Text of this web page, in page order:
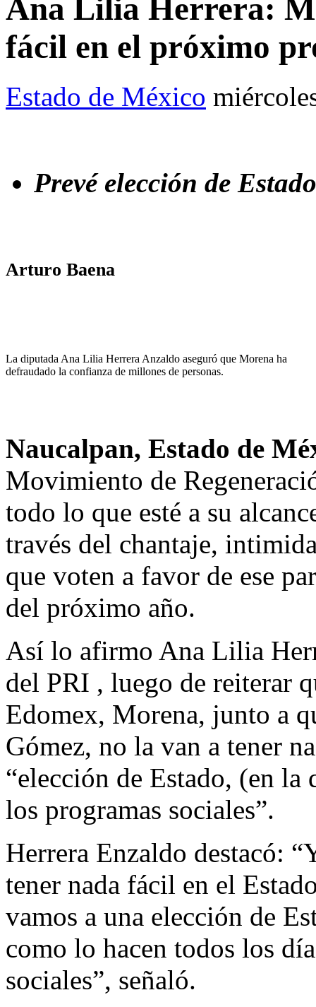
Ana Lilia Herrera:
fácil en el próximo
Estado de México
Prevé elección de Estado
Arturo Baena
La diputada Ana Lilia Herrera Anzaldo aseguró que Morena ha
defraudado la confianza de millones de personas.
Naucalpan, Estado de
Movimiento de
todo lo que esté a su
través del chantaje,
que voten a favor de ese
del próximo año.
Así lo afirmo Ana Lilia
del PRI , luego de reiterar
Edomex, Morena, junto a
Gómez, no la van a tener
“elección de Estado, (en la
los programas sociales”.
Herrera Enzaldo destacó:
tener nada fácil en el
vamos a una elección de
como lo hacen todos los
sociales”, señaló.